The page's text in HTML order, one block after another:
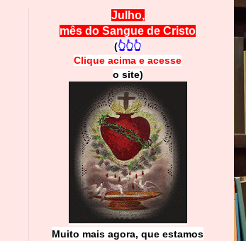
Julho,
mês do Sangue de Cristo
(👆👆👆
Clique acima e acesse
o site)
Muito mais agora, que estamos